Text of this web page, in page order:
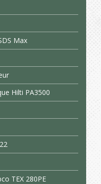
Max
Hilti PA3500
TEX 280PE